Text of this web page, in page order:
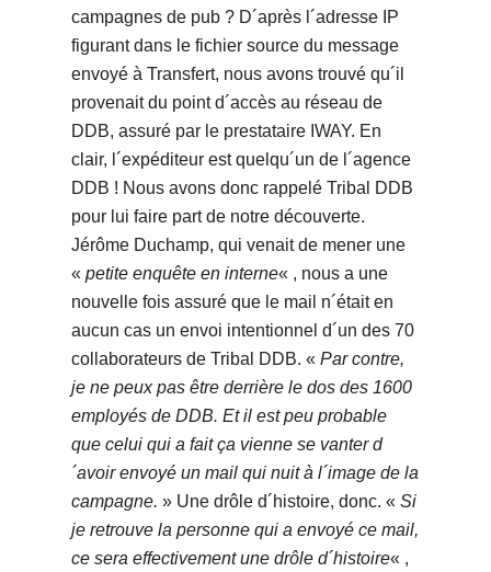
campagnes de pub ? D´après l´adresse IP
figurant dans le fichier source du message
envoyé à Transfert, nous avons trouvé qu´il
provenait du point d´accès au réseau de
DDB, assuré par le prestataire IWAY. En
clair, l´expéditeur est quelqu´un de l´agence
DDB ! Nous avons donc rappelé Tribal DDB
pour lui faire part de notre découverte.
Jérôme Duchamp, qui venait de mener une
« petite enquête en interne« , nous a une
nouvelle fois assuré que le mail n´était en
aucun cas un envoi intentionnel d´un des 70
collaborateurs de Tribal DDB. « Par contre,
je ne peux pas être derrière le dos des 1600
employés de DDB. Et il est peu probable
que celui qui a fait ça vienne se vanter d
´avoir envoyé un mail qui nuit à l´image de la
campagne. » Une drôle d´histoire, donc. « Si
je retrouve la personne qui a envoyé ce mail,
ce sera effectivement une drôle d´histoire« ,